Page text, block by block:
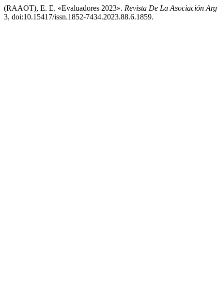
(RAAOT), E. E. «Evaluadores 2023». Revista De La Asociación
3, doi:10.15417/issn.1852-7434.2023.88.6.1859.